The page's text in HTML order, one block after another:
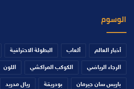
الوسوم
أخبار العالم ألعاب البطولة الاحترافية
الرجاء الرياضي الكوكب المراكشي اللون
باريس سان جيرمان بودريقة ريال مدريد